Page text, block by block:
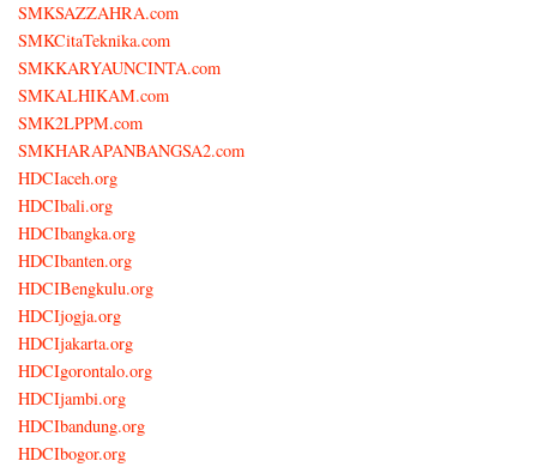
SMKSAZZAHRA.com
SMKCitaTeknika.com
SMKKARYAUNCINTA.com
SMKALHIKAM.com
SMK2LPPM.com
SMKHARAPANBANGSA2.com
HDCIaceh.org
HDCIbali.org
HDCIbangka.org
HDCIbanten.org
HDCIBengkulu.org
HDCIjogja.org
HDCIjakarta.org
HDCIgorontalo.org
HDCIjambi.org
HDCIbandung.org
HDCIbogor.org